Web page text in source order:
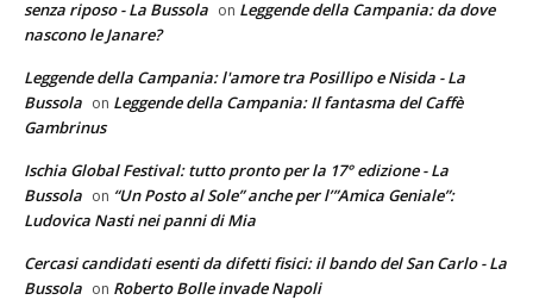
senza riposo - La Bussola on Leggende della Campania: da dove
nascono le Janare?
Leggende della Campania: l'amore tra Posillipo e Nisida - La
Bussola on Leggende della Campania: Il fantasma del Caffè
Gambrinus
Ischia Global Festival: tutto pronto per la 17° edizione - La
Bussola on “Un Posto al Sole” anche per l’”Amica Geniale”:
Ludovica Nasti nei panni di Mia
Cercasi candidati esenti da difetti fisici: il bando del San Carlo - La
Bussola on Roberto Bolle invade Napoli